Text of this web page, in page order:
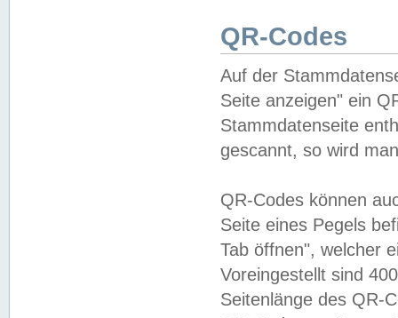
QR-Codes
Auf der
Seite anzeigen" ein
Stammdatenseite
gescannt, so wird
QR-Codes können
Seite eines Pegels
Tab öffnen", welcher
Voreingestellt sind
Seitenlänge des QR-